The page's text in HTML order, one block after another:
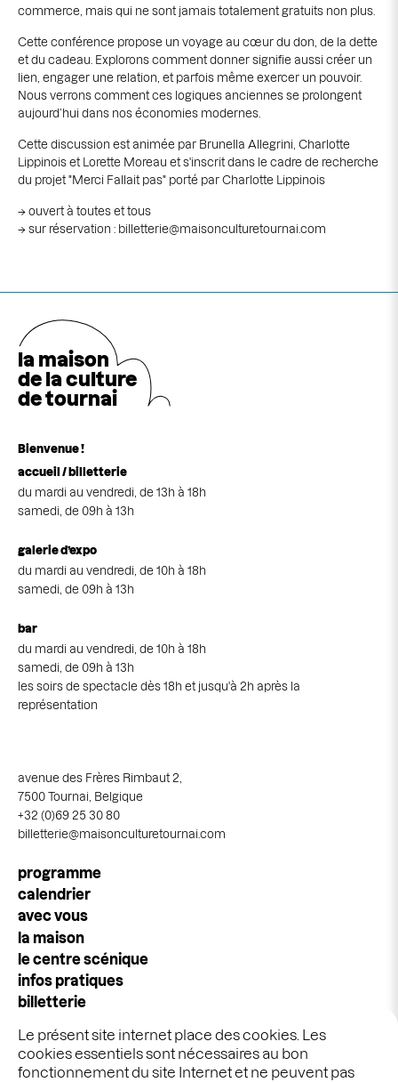
Le présent site internet place des cookies. Les
cookies essentiels sont nécessaires au bon
fonctionnement du site Internet et ne peuvent pas
commerce, mais qui ne sont jamais totalement gratuits non plus.
Cette conférence propose un voyage au cœur du don, de la dette
et du cadeau. Explorons comment donner signifie aussi créer un
lien, engager une relation, et parfois même exercer un pouvoir.
Nous verrons comment ces logiques anciennes se prolongent
aujourd’hui dans nos économies modernes.
Cette discussion est animée par Brunella Allegrini, Charlotte
Lippinois et Lorette Moreau et s'inscrit dans le cadre de recherche
du projet "Merci Fallait pas" porté par Charlotte Lippinois
→ ouvert à toutes et tous
→ sur réservation : billetterie@maisonculturetournai.com
la maison
de la culture
de tournai
Bienvenue !
accueil / billetterie
du mardi au vendredi, de 13h à 18h
samedi, de 09h à 13h
galerie d’expo
du mardi au vendredi, de 10h à 18h
samedi, de 09h à 13h
bar
du mardi au vendredi, de 10h à 18h
samedi, de 09h à 13h
les soirs de spectacle dès 18h et jusqu'à 2h après la
représentation
avenue des Frères Rimbaut 2,
7500 Tournai, Belgique
+32 (0)69 25 30 80
billetterie@maisonculturetournai.com
Navigation
principale
programme
calendrier
avec vous
la maison
le centre scénique
infos pratiques
billetterie
idées cadeaux
stages & ateliers